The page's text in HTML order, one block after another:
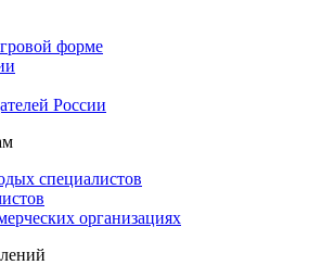
форме
России
специалистов
организациях